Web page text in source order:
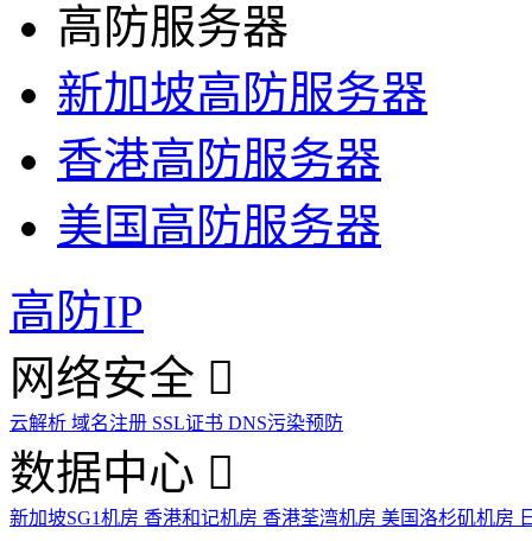
高防服务器
新加坡高防服务器
香港高防服务器
美国高防服务器
高防IP
网络安全
云解析 域名注册 SSL证书 DNS污染预防
数据中心
新加坡SG1机房 香港和记机房 香港荃湾机房 美国洛杉矶机房